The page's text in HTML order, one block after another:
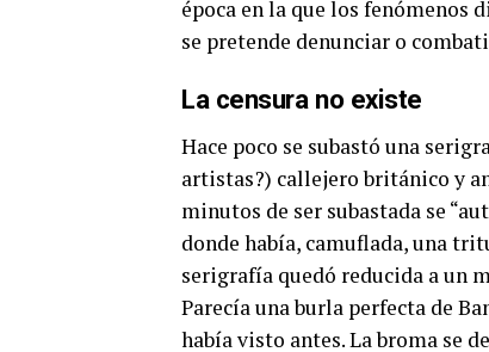
época en la que los
se pretende denunciar o
La censura no existe
Hace poco se subastó una
artistas?) callejero británico y
minutos de ser subastada se
donde había, camuflada, una
serigrafía quedó reducida a un
Parecía una burla perfecta de
había visto antes. La broma se